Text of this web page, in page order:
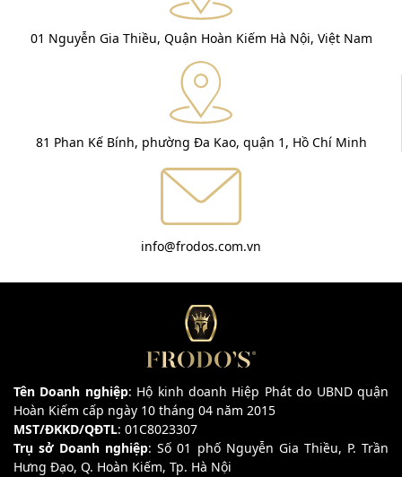
01 Nguyễn Gia Thiều, Quận Hoàn Kiếm Hà Nội, Việt Nam
81 Phan Kế Bính, phường Đa Kao, quận 1, Hồ Chí Minh
info@frodos.com.vn
Tên Doanh nghiệp: Hộ kinh doanh Hiệp Phát do UBND quận
Hoàn Kiếm cấp ngày 10 tháng 04 năm 2015
MST/ĐKKD/QĐTL: 01C8023307
Trụ sở Doanh nghiệp: Số 01 phố Nguyễn Gia Thiều, P. Trần
Hưng Đạo, Q. Hoàn Kiếm, Tp. Hà Nội